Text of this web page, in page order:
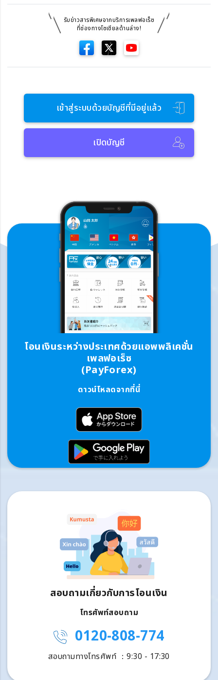
รับข่าวสารพิเศษจากบริการเพลฟอเร็ซ
ที่ช่องทางโซเซียลด้านล่าง!
เข้าสู่ระบบด้วยบัญชีที่มีอยู่แล้ว
เปิดบัญชี
โอนเงินระหว่างประเทศด้วยแอพพลิเคชั่น
เพลฟอเร็ซ
(PayForex)
ดาวน์โหลดจากที่นี่
สอบถามเกี่ยวกับการโอนเงิน
โทรศัพท์สอบถาม
0120-808-774
สอบถามทางโทรศัพท์ ：9:30 - 17:30